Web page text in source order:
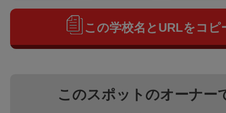
この学校名とURLをコピ
このスポットのオーナー